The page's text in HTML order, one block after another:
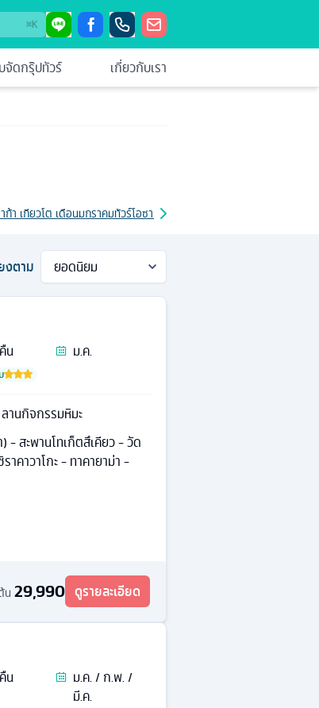
⌘K
จัดกรุ๊ปทัวร์ เกี่ยวกับเรา
ก้า เกียวโต เดือนมกราคมทัวร์โอซาก้า เกียวโต เดือนกุมภาพันธ์
งตาม
คืน
ม.ค.
านกิจกรรมหิมะ
) - สะพานโทเก็ตสึเคียว - วัด
คาวาโกะ - ทาคายาม่า -
น 29,990 ดูรายละเอียด
คืน
ม.ค. / ก.พ. /
มี.ค.